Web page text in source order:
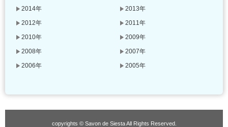
2014年
2013年
2012年
2011年
2010年
2009年
2008年
2007年
2006年
2005年
copyrights © Savon de Siesta All Rights Reserved.